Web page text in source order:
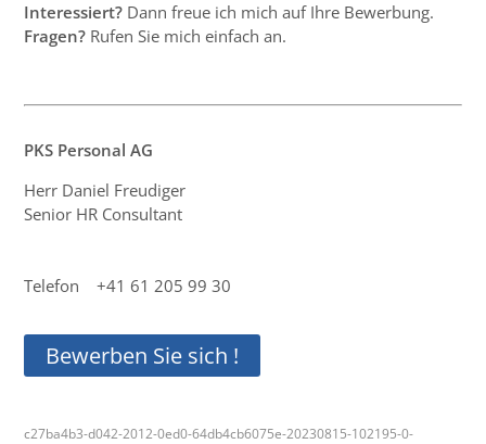
Interessiert? Dann freue ich mich auf Ihre Bewerbung.
Fragen? Rufen Sie mich einfach an.
PKS Personal AG
Herr Daniel Freudiger
Senior HR Consultant
Telefon +41 61 205 99 30
Bewerben Sie sich !
c27ba4b3-d042-2012-0ed0-64db4cb6075e-20230815-102195-0-